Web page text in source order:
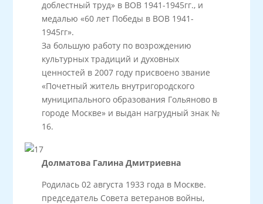
доблестный труд» в ВОВ 1941-1945гг., и
медалью «60 лет Победы в ВОВ 1941-
1945гг».
За большую работу по возрождению
культурных традиций и духовных
ценностей в 2007 году присвоено звание
«Почетный житель внутригородского
муниципального образования Гольяново в
городе Москве» и выдан нагрудный знак №
16.
Долматова Галина Дмитриевна
Родилась 02 августа 1933 года в Москве.
председатель Совета ветеранов войны,